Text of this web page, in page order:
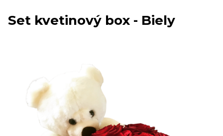
Set kvetinový box - Biely